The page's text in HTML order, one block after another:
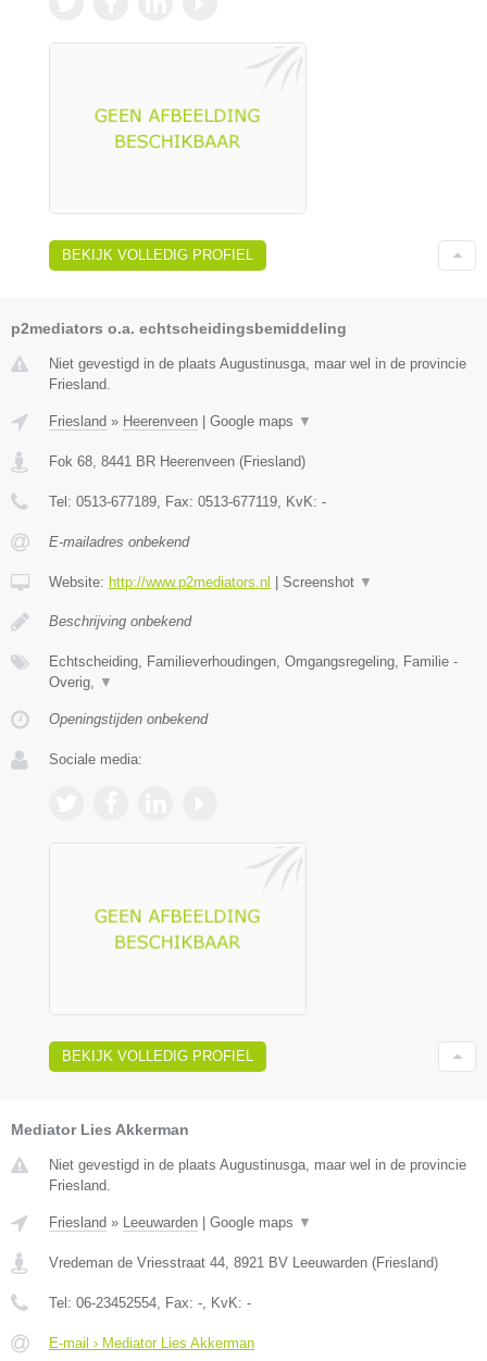
BEKIJK VOLLEDIG PROFIEL
p2mediators o.a. echtscheidingsbemiddeling
Niet gevestigd in de plaats Augustinusga, maar wel in de provincie
Friesland.
Friesland » Heerenveen Google maps ▼
Fok 68, 8441 BR Heerenveen (Friesland)
Tel: 0513-677189, Fax: 0513-677119, KvK: -
E-mailadres onbekend
Website: http://www.p2mediators.nl Screenshot ▼
Beschrijving onbekend
Echtscheiding, Familieverhoudingen, Omgangsregeling, Familie -
Overig, ▼
Openingstijden onbekend
Sociale media:
BEKIJK VOLLEDIG PROFIEL
Mediator Lies Akkerman
Niet gevestigd in de plaats Augustinusga, maar wel in de provincie
Friesland.
Friesland » Leeuwarden Google maps ▼
Vredeman de Vriesstraat 44, 8921 BV Leeuwarden (Friesland)
Tel: 06-23452554, Fax: -, KvK: -
E-mail › Mediator Lies Akkerman